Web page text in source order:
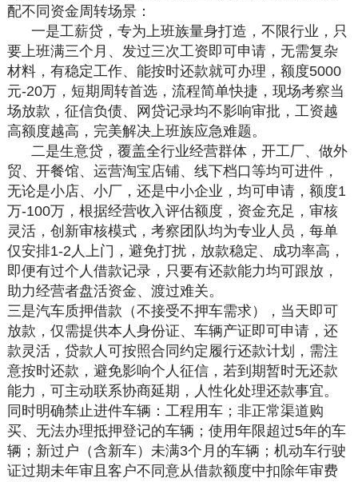
配不同资金周转场景：
一是工薪贷，专为上班族量身打造，不限行业，只
要上班满三个月、发过三次工资即可申请，无需复杂
材料，有稳定工作、能按时还款就可办理，额度5000
元-20万，短期周转首选，流程简单快捷，现场考察当
场放款，征信负债、网贷记录均不影响审批，工资越
高额度越高，完美解决上班族应急难题。
二是生意贷，覆盖全行业经营群体，开工厂、做外
贸、开餐馆、运营淘宝店铺、线下档口等均可进件，
无论是小店、小厂，还是中小企业，均可申请，额度1
万-100万，根据经营收入评估额度，资金充足，审核
灵活，创新审核模式，考察团队均为专业人员，每单
仅安排1-2人上门，避免打扰，放款稳定、成功率高，
即便有过个人借款记录，只要有还款能力均可跟放，
助力经营者盘活资金、渡过难关。
三是汽车质押借款（不接受不押车需求），当天即可
放款，仅需提供本人身份证、车辆产证即可申请，还
款灵活，贷款人可按照合同约定履行还款计划，需注
意按时还款，避免影响个人征信，若到期暂时无还款
能力，可主动联系协商延期，人性化处理还款事宜。
同时明确禁止进件车辆：工程用车；非正常渠道购
买、无法办理抵押登记的车辆；使用年限超过5年的车
辆；新过户（含新车）未满3个月的车辆；机动车行驶
证过期未年审且客户不同意从借款额度中扣除年审费